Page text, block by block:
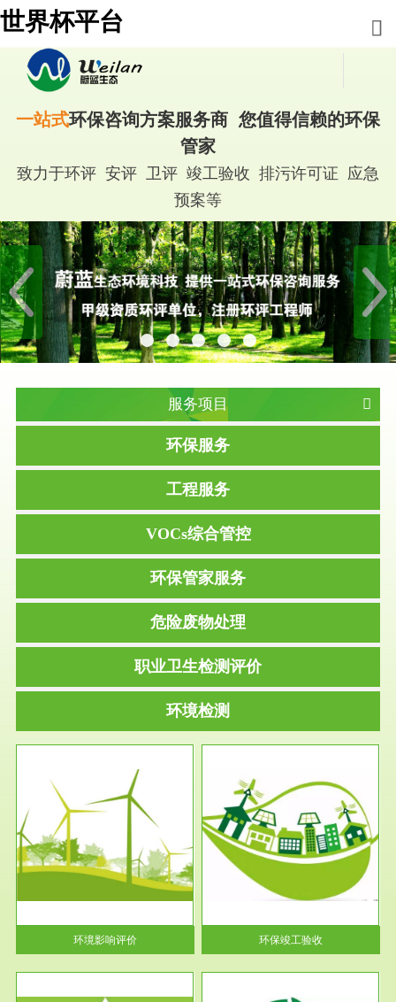
世界杯平台
一站式环保咨询方案服务商 您值得信赖的环保
管家
致力于环评 安评 卫评 竣工验收 排污许可证 应急
预案等
服务项目
环保服务
工程服务
VOCs综合管控
环保管家服务
危险废物处理
职业卫生检测评价
环境检测
环境影响评价
服务范围
环保竣工验收
根据《建设项目环境保护管理条
例》第十七条 编制环境影响报
告书、...
环保竣工验收